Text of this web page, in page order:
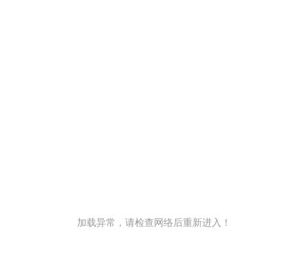
加载异常，请检查网络后重新进入！